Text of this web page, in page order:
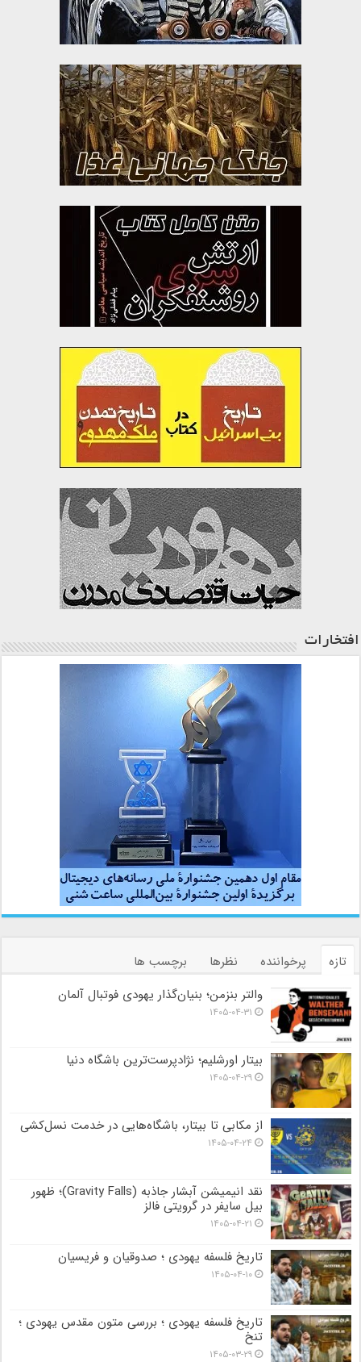
افتخارات
تازه پرخواننده نظرها
برچسب ها
والتر بنزمن؛ بنیان‌گذار یهودی فوتبال آلمان
۱۴۰۵-۰۴-۳۱
بیتار اورشلیم؛ نژادپرست‌ترین باشگاه دنیا
۱۴۰۵-۰۴-۲۹
از مکابی تا بیتار، باشگاه‌هایی در خدمت نسل‌کشی
۱۴۰۵-۰۴-۲۴
نقد انیمیشن آبشار جاذبه (Gravity Falls)؛ ظهور
بیل سایفر در گرویتی فالز
۱۴۰۵-۰۴-۲۱
تاریخ فلسفه یهودی ؛ صدوقیان و فریسیان
۱۴۰۵-۰۴-۱۰
تاریخ فلسفه یهودی ؛ بررسی متون مقدس یهودی ؛
تنخ
۱۴۰۵-۰۳-۲۹